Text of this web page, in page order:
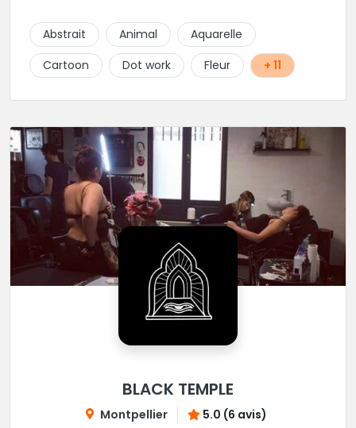
souhaitant se faire tatouer de pouvoir construire un
projet entièrement personnalisé. Une pierceuse est
présente en Guest environ une semaine par mois au
salon.
Abstrait Animal
Aquarelle
Cartoon
Dot work Fleur + 11
BLACK TEMPLE
Montpellier 5.0 (6 avis)